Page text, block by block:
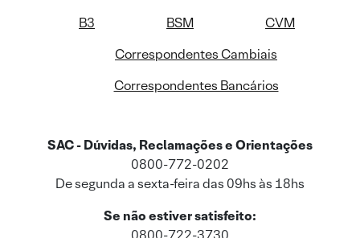
B3 BSM
CVM
Correspondentes Cambiais
Correspondentes Bancários
SAC - Dúvidas, Reclamações e Orientações
0800-772-0202
De segunda a sexta-feira das 09hs às 18hs
Se não estiver satisfeito: